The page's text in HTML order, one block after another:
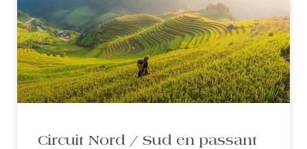
Circuit Nord / Sud en passant